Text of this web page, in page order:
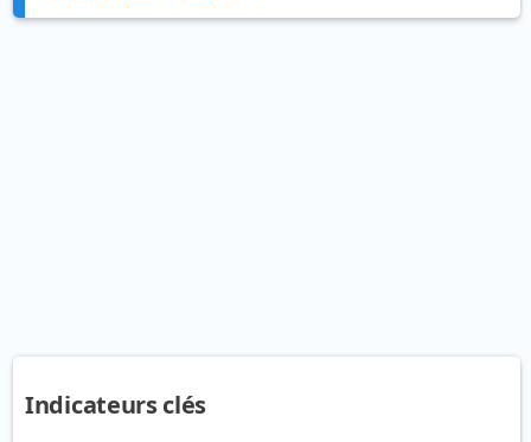
Indicateurs clés